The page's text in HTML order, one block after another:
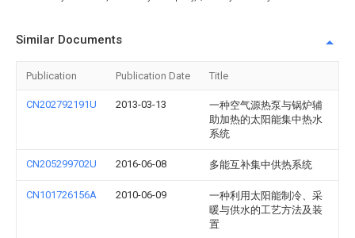
Similar Documents
Publication Publication Date Title
CN202792191U 2013-03-13
一种空气源热泵与锅炉辅
助加热的太阳能集中热水
系统
CN205299702U 2016-06-08 多能互补集中供热系统
CN101726156A 2010-06-09
一种利用太阳能制冷、采
暖与供水的工艺方法及装
置